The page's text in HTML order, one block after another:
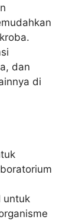
dan
di
untuk